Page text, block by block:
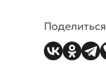
Поделиться